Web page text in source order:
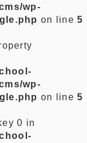
wp-
on line5
wp-
on line5
0 in